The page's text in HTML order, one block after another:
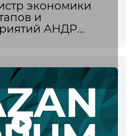
экономики
и
АНДР